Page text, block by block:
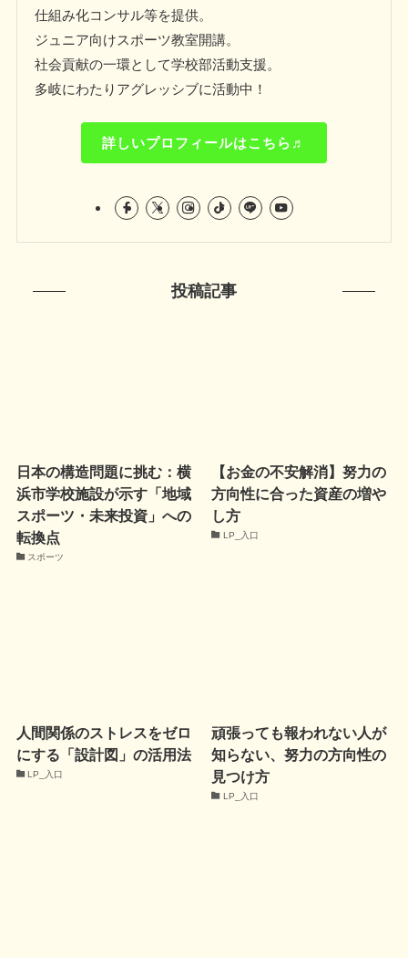
仕組み化コンサル等を提供。
ジュニア向けスポーツ教室開講。
社会貢献の一環として学校部活動支援。
多岐にわたりアグレッシブに活動中！
詳しいプロフィールはこちら♬
投稿記事
日本の構造問題に挑む：横
浜市学校施設が示す「地域
スポーツ・未来投資」への
転換点
スポーツ
【お金の不安解消】努力の
方向性に合った資産の増や
し方
LP_入口
人間関係のストレスをゼロ
にする「設計図」の活用法
LP_入口
頑張っても報われない人が
知らない、努力の方向性の
見つけ方
LP_入口